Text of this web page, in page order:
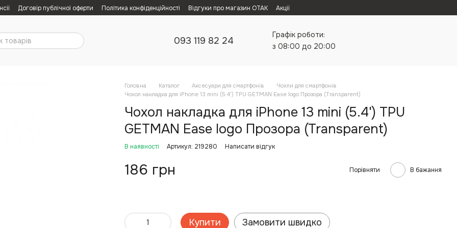
Договір публічної оферти Політика конфіденційності Відгуки про магазин ОТАК Акції
093 119 82 24
Графік роботи:
з 08:00 до 20:00
Головна Каталог Аксесуари для смартфонів
Чохли для смартфонів
Чохол накладка для iPhone 13 mini (5.4') TPU GETMAN Ease logo Прозора (Transparent)
Чохол накладка для iPhone 13 mini (5.4') TPU
GETMAN Ease logo Прозора (Transparent)
В наявності Артикул: 219280 Написати відгук
186 грн Порівняти В бажання
Купити Замовити швидко